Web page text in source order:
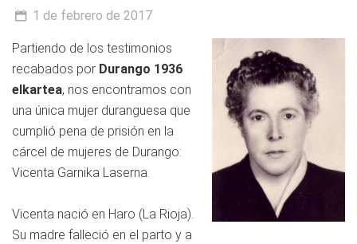
1 de febrero de 2017
Partiendo de los testimonios
recabados por Durango 1936
elkartea, nos encontramos con
una única mujer duranguesa que
cumplió pena de prisión en la
cárcel de mujeres de Durango:
Vicenta Garnika Laserna.
Vicenta nació en Haro (La Rioja).
Su madre falleció en el parto y a